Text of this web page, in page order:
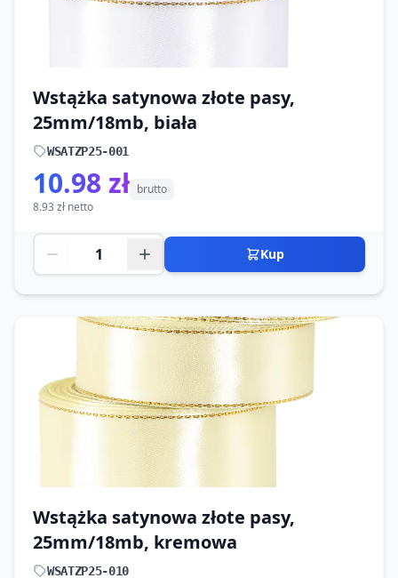
Wstążka satynowa złote pasy,
25mm/18mb, biała
WSATZP25-001
10.98 zł brutto
8.93 zł netto
Kup
Wstążka satynowa złote pasy,
25mm/18mb, kremowa
WSATZP25-010